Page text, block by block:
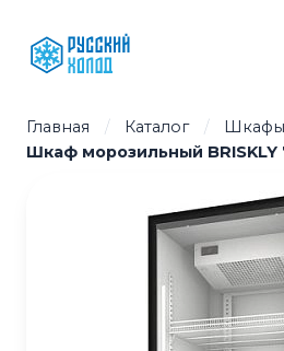
содержимому
Главная / Каталог /
Шкаф морозильный BRISKLY